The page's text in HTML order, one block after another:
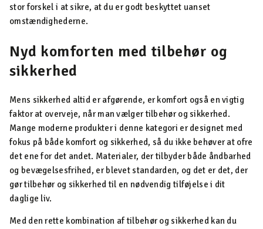
stor forskel i at sikre, at du er godt beskyttet uanset
omstændighederne.
Nyd komforten med tilbehør og
sikkerhed
Mens sikkerhed altid er afgørende, er komfort også en vigtig
faktor at overveje, når man vælger tilbehør og sikkerhed.
Mange moderne produkter i denne kategori er designet med
fokus på både komfort og sikkerhed, så du ikke behøver at ofre
det ene for det andet. Materialer, der tilbyder både åndbarhed
og bevægelsesfrihed, er blevet standarden, og det er det, der
gør tilbehør og sikkerhed til en nødvendig tilføjelse i dit
daglige liv.
Med den rette kombination af tilbehør og sikkerhed kan du